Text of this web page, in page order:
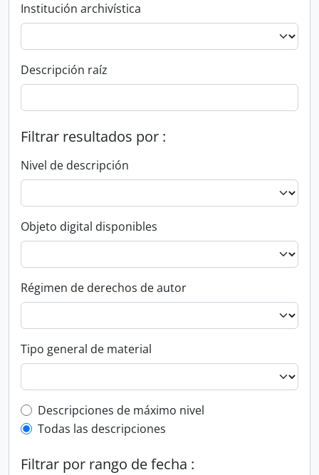
Institución archivística
Descripción raíz
Filtrar resultados por :
Nivel de descripción
Objeto digital disponibles
Régimen de derechos de autor
Tipo general de material
Top-level description filter
Descripciones de máximo nivel
Todas las descripciones
Filtrar por rango de fecha :